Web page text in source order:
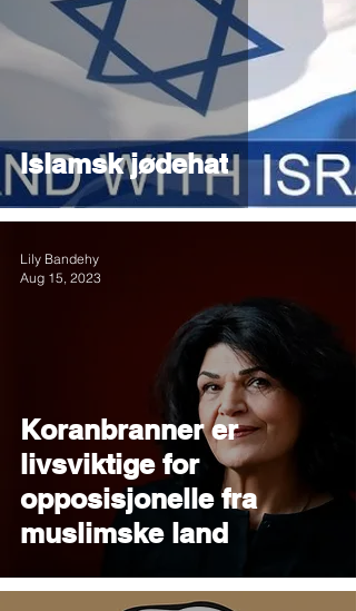
Islamsk jødehat
Koranbranner er
livsviktige for
opposisjonelle fra
muslimske land
Lily Bandehy
Aug 15, 2023